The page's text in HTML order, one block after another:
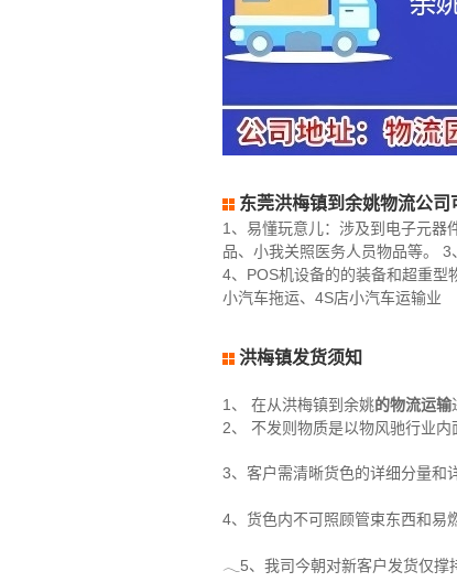
东莞洪梅镇到余姚物流公司
1、易懂玩意儿：涉及到电子元器
品、小我关照医务人员物品等。
4、POS机设备的的装备和超重型
小汽车拖运、4S店小汽车运输业
洪梅镇发货须知
1、 在从洪梅镇到余姚的物流运输
2、 不发则物质是以物风驰行业
3、客户需清晰货色的详细分量和
4、货色内不可照顾管束东西和易
𓂃5、我司今朝对新客户发货仅撑